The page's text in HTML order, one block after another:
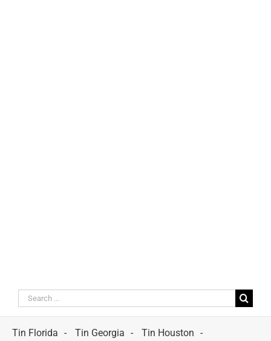
Search
for:
Tin Florida
Tin Georgia
Tin Houston